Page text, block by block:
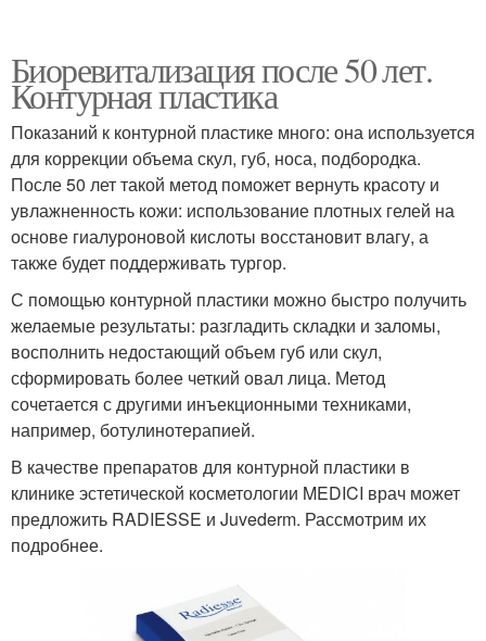
Биоревитализация после 50 лет.
Контурная пластика
Показаний к контурной пластике много: она используется
для коррекции объема скул, губ, носа, подбородка.
После 50 лет такой метод поможет вернуть красоту и
увлажненность кожи: использование плотных гелей на
основе гиалуроновой кислоты восстановит влагу, а
также будет поддерживать тургор.
С помощью контурной пластики можно быстро получить
желаемые результаты: разгладить складки и заломы,
восполнить недостающий объем губ или скул,
сформировать более четкий овал лица. Метод
сочетается с другими инъекционными техниками,
например, ботулинотерапией.
В качестве препаратов для контурной пластики в
клинике эстетической косметологии MEDICI врач может
предложить RADIESSE и Juvederm. Рассмотрим их
подробнее.